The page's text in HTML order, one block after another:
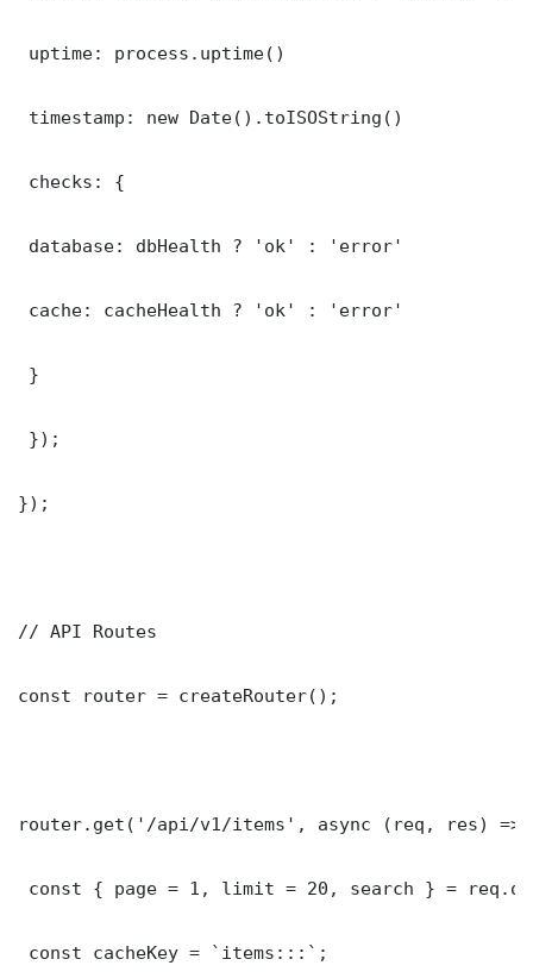
uptime: process.uptime()
timestamp: new Date().toISOString()
checks: {
database: dbHealth ? 'ok' : 'error'
cache: cacheHealth ? 'ok' : 'error'
}
});
});
// API Routes
const router = createRouter();
router.get('/api/v1/items', async (req, res) =>
const { page = 1, limit = 20, search } =
const cacheKey = `items:::`;